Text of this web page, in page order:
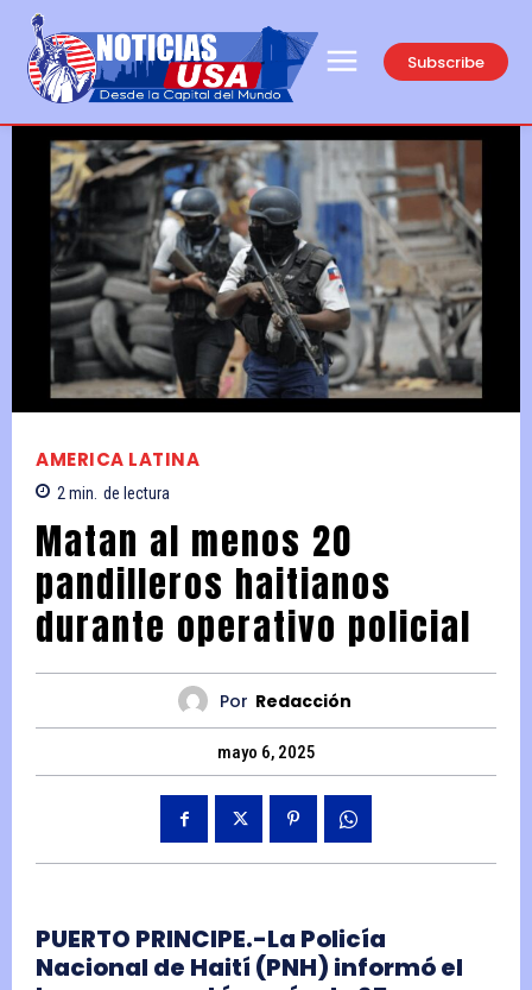
Subscribe
AMERICA LATINA
2 min. de lectura
Matan al menos 20
pandilleros haitianos
durante operativo policial
Por Redacción
mayo 6, 2025
PUERTO PRINCIPE.-La Policía
Nacional de Haití (PNH) informó el